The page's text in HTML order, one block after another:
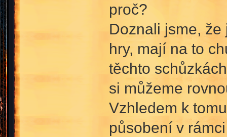
proč?
Doznali jsme,
hry, mají na to
těchto
si můžeme
Vzhledem k
působení v